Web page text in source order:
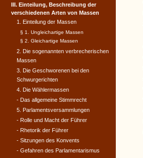
III. Einteilung, Beschreibung der
verschiedenen Arten von Massen
1. Einteilung der Massen
§ 1. Ungleichartige Massen
§ 2. Gleichartige Massen
2. Die sogenannten verbrecherischen
Massen
3. Die Geschworenen bei den
Schwurgerichten
4. Die Wählermassen
- Das allgemeine Stimmrecht
5. Parlamentsversammlungen
- Rolle und Macht der Führer
- Rhetorik der Führer
- Sitzungen des Konvents
- Gefahren des Parlamentarismus